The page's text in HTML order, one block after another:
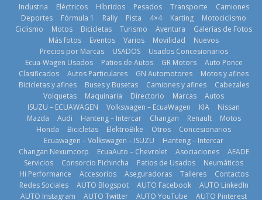
Nuevo SUV
Honda ZR-V
Advanced
Hybrid para el
mercado local
23 de julio de
Kia reúne a
jugadores de
fútbol de todo
el mundo en
‘Kia OMBC
Cup’
6 de mayo de
2026
La FEDAK
recibe 12
Sinotruk
Bolden para
cubrir las rutas
de La Vuelta
31 de julio de
2026
Industria Eléctricos Híbridos Pesados Transporte
Camiones
Deportes
Fórmula 1 Rally Pista 4×4 Karting
Motociclismo
Ciclismo
Motos Bicicletas Turismo Aventura
Galerías de Fotos
Más fotos
Eventos Varios Movilidad
Nuevos
Precios por Marcas
USADOS
Usados Concesionarios
Ecua-Wagen Usados
Patios de Autos GR Motors
Auto Ponce
Clasificados
Autos Particulares GN Automotores
Motos y afines
Bicicletas y afines
Buses y Busetas Camiones y afines
Cabezales
Volquetas
Maquinaria Directorio Marcas
Autos
ISUZU – ECUAWAGEN
Volkswagen – EcuaWagen KIA
Nissan
Mazda
Audi Hanteng – Intercar Changan Renault
Motos
Honda
Bicicletas ElektroBike Otros
Concesionarios
Ecuawagen – Volkswagen – ISUZU
Hanteng – Intercar
Changan Nexumcorp
EcuaAuto – Chevrolet Asociaciones
AEADE
Servicios
Consorcio Pichincha Patios de Usados
Neumáticos
Hi Performance
Accesorios Aseguradoras Talleres
Contactos
Redes Sociales
AUTO Blogspot AUTO Facebook
AUTO LinkedIn
AUTO Instagram
AUTO Twitter AUTO YouTube AUTO Pinterest